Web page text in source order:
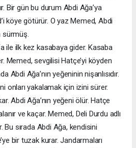
Bir gün bu durum Abdi Ağa’ya
köye götürür. O yaz Memed, Abdi
sürmüş.
ile ilk kez kasabaya gider. Kasaba
Memed, sevgilisi Hatçe’yi köyden
Abdi Ağa’nın yeğeninin nişanlısıdır.
onları yakalamak için izini sürer.
Abdi Ağa’nın yeğeni ölür. Hatçe
ve kaçar. Memed, Deli Durdu adlı
Bu sırada Abdi Ağa, kendisini
bir tuzak kurar. Jandarmaları